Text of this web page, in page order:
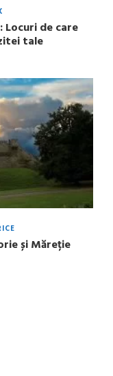
Locuri de care
tale
și Măreție